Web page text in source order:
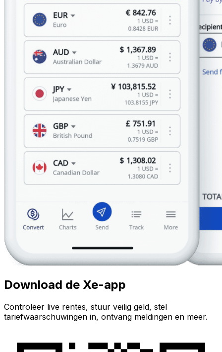
Download de Xe-app
Controleer live rentes, stuur veilig geld, stel
tariefwaarschuwingen in, ontvang meldingen en meer.